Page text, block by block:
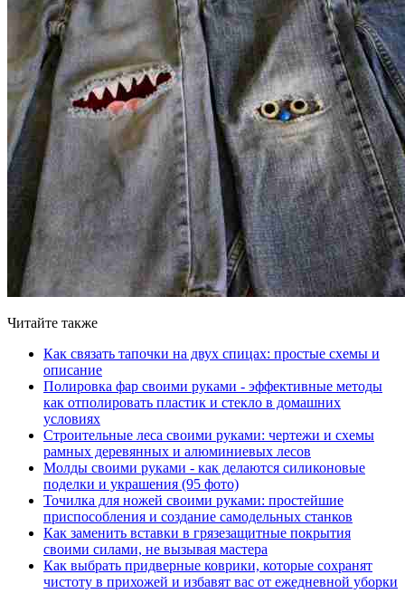
Читайте также
Как связать тапочки на двух спицах: простые схемы и
описание
Полировка фар своими руками - эффективные методы
как отполировать пластик и стекло в домашних
условиях
Строительные леса своими руками: чертежи и схемы
рамных деревянных и алюминиевых лесов
Молды своими руками - как делаются силиконовые
поделки и украшения (95 фото)
Точилка для ножей своими руками: простейшие
приспособления и создание самодельных станков
Как заменить вставки в грязезащитные покрытия
своими силами, не вызывая мастера
Как выбрать придверные коврики, которые сохранят
чистоту в прихожей и избавят вас от ежедневной уборки